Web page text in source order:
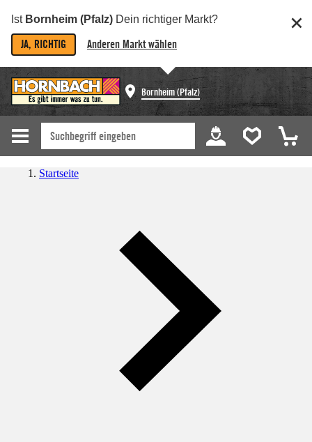
Ist Bornheim (Pfalz) Dein richtiger Markt?
JA, RICHTIG Anderen Markt wählen
Bornheim (Pfalz)
Startseite